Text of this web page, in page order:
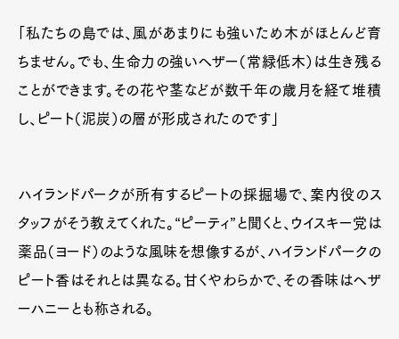
「私たちの島では、風があまりにも強いため木がほとんど育
ちません。でも、生命力の強いヘザー（常緑低木）は生き残る
ことができます。その花や茎などが数千年の歳月を経て堆積
し、ピート（泥炭）の層が形成されたのです」
ハイランドパークが所有するピートの採掘場で、案内役のス
タッフがそう教えてくれた。“ピーティ”と聞くと、ウイスキー党は
薬品（ヨード）のような風味を想像するが、ハイランドパークの
ピート香はそれとは異なる。甘くやわらかで、その香味はヘザ
ーハニーとも称される。